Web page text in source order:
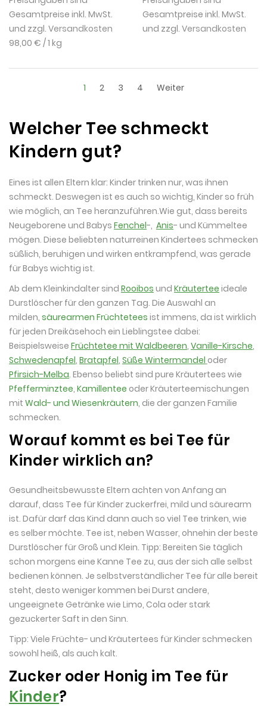
Gesamtpreise inkl. MwSt.
und zzgl. Versandkosten
98,00 € / 1 kg
Gesamtpreise inkl. MwSt.
und zzgl. Versandkosten
1 2 3 4 Weiter
Welcher Tee schmeckt
Kindern gut?
Eines ist allen Eltern klar: Kinder trinken nur, was ihnen
schmeckt. Deswegen ist es auch so wichtig, Kinder so früh
wie möglich, an Tee heranzuführen.Wie gut, dass bereits
Neugeborene und Babys Fenchel-, Anis- und Kümmeltee
mögen. Diese beliebten naturreinen Kindertees schmecken
süßlich, beruhigen und wirken entkrampfend, was gerade
für Babys wichtig ist.
Ab dem Kleinkindalter sind Rooibos und Kräutertee ideale
Durstlöscher für den ganzen Tag. Die Auswahl an
milden, säurearmen Früchtetees ist immens, da ist wirklich
für jeden Dreikäsehoch ein Lieblingstee dabei:
Beispielsweise Früchtetee mit Waldbeeren, Vanille-Kirsche,
Schwedenapfel, Bratapfel, Süße Wintermandel oder
Pfirsich-Melba. Ebenso beliebt sind pure Kräutertees wie
Pfefferminztee, Kamillentee oder Kräuterteemischungen
mit Wald- und Wiesenkräutern, die der ganzen Familie
schmecken.
Worauf kommt es bei Tee für
Kinder wirklich an?
Gesundheitsbewusste Eltern achten von Anfang an
darauf, dass Tee für Kinder zuckerfrei, mild und säurearm
ist. Dafür darf das Kind dann auch so viel Tee trinken, wie
es selber möchte. Tee ist, neben Wasser, ohnehin der beste
Durstlöscher für Groß und Klein. Tipp: Bereiten Sie täglich
schon morgens eine Kanne Tee zu, aus der sich alle selbst
bedienen können. Je selbstverständlicher Tee für alle bereit
steht, desto weniger kommen bei Durst andere,
ungeeignete Getränke wie Limo, Cola oder stark
gezuckerter Saft in den Sinn.
Tipp: Viele Früchte- und Kräutertees für Kinder schmecken
sowohl heiß, als auch kalt.
Zucker oder Honig im Tee für
Kinder?